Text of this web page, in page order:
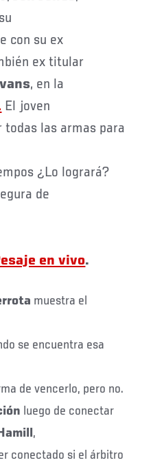
con su ex
ex titular
, en la
. El joven
todas las armas para
¿Lo logrará?
de
en vivo.
muestra el
se encuentra esa
de vencerlo, pero no.
luego de conectar
,
conectado si el árbitro